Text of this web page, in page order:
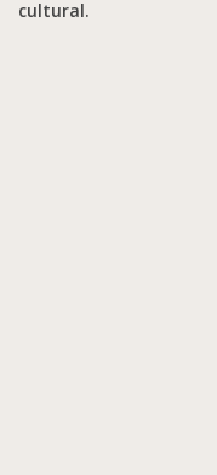
cultural.